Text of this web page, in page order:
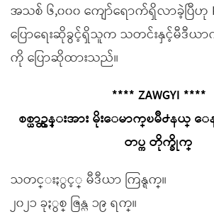
အသစ် ၆,၀၀၀ ကျော်ရောက်ရှိလာခဲ့ပြီဟု
ပြောရေးဆိုခွင့်ရှိသူက သတင်းနှင့်မီဒီယ
ကို ပြောဆိုထားသည်။
**** ZAWGYI ****
စစ္ယာဥ္တန္းအား မိုးေမာက္ၿမိဳ႕နယ္ ေ
တပ္က တိုက္ခိုက္
သတင္းႏွင့္ မီဒီယာ ကြန္ရက္။
၂၀၂၁ ခုႏွစ္ ဇြန္လ ၁၉ ရက္။